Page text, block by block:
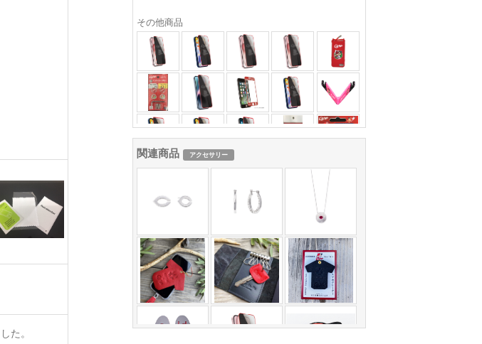
た。
その他商品
関連商品 アクセサリー